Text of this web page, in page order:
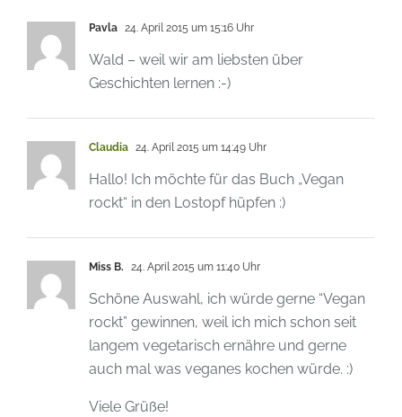
Pavla 24. April 2015 um 15:16 Uhr
Wald – weil wir am liebsten über
Geschichten lernen :-)
Claudia 24. April 2015 um 14:49 Uhr
Hallo! Ich möchte für das Buch „Vegan
rockt“ in den Lostopf hüpfen :)
Miss B. 24. April 2015 um 11:40 Uhr
Schöne Auswahl, ich würde gerne “Vegan
rockt” gewinnen, weil ich mich schon seit
langem vegetarisch ernähre und gerne
auch mal was veganes kochen würde. :)
Viele Grüße!